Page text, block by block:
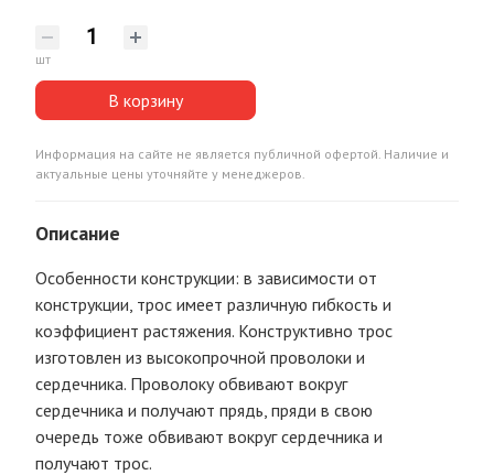
шт
В корзину
Информация на сайте не является публичной офертой. Наличие и
актуальные цены уточняйте у менеджеров.
Описание
Особенности конструкции: в зависимости от
конструкции, трос имеет различную гибкость и
коэффициент растяжения. Конструктивно трос
изготовлен из высокопрочной проволоки и
сердечника. Проволоку обвивают вокруг
сердечника и получают прядь, пряди в свою
очередь тоже обвивают вокруг сердечника и
получают трос.